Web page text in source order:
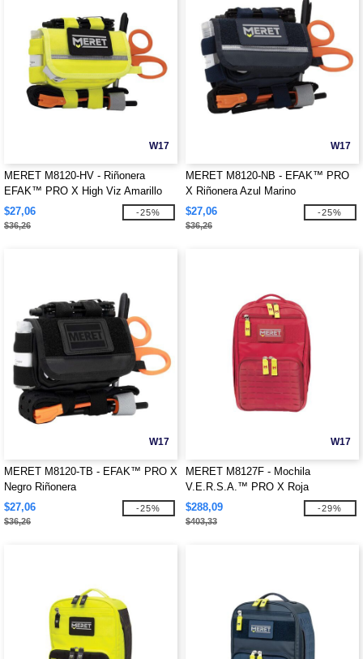
W17
MERET M8120-HV - Riñonera
EFAK™ PRO X High Viz Amarillo
$27,06
$36,26
-25%
W17
MERET M8120-NB - EFAK™ PRO
X Riñonera Azul Marino
$27,06
$36,26
-25%
W17
MERET M8120-TB - EFAK™ PRO X
Negro Riñonera
$27,06
$36,26
-25%
W17
MERET M8127F - Mochila
V.E.R.S.A.™ PRO X Roja
$288,09
$403,33
-29%